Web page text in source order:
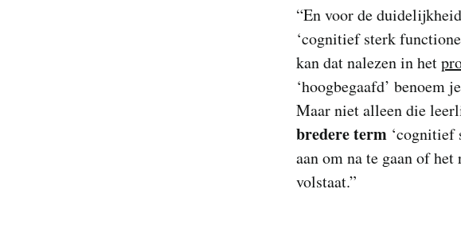
“En voor de
‘cognitief sterk
kan dat nalezen in het
‘hoogbegaafd’ benoem
Maar niet alleen die
bredere term ‘cognitief
aan om na te gaan of
volstaat.”